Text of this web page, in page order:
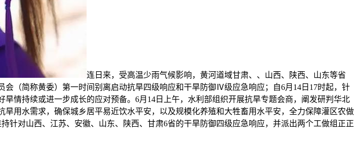
连日来，受高温少雨气候影响，黄河道域甘肃、、山西、陕西、山东等省
（简称黄委）第一时间别离启动抗旱四级响应和干旱防御Ⅳ级应急响应；自6月14日17时起，针
情持续或进一步成长的应对预备。6月14日上午，水利部组织开展抗旱专题会商，阐发研判华北
用水需求，确保城乡居平易近饮水平安，以及规模化养殖和大牲畜用水平安，全力保障灌区农做
针对山西、江苏、安徽、山东、陕西、甘肃6省的干旱防御四级应急响应，并派出两个工做组正正